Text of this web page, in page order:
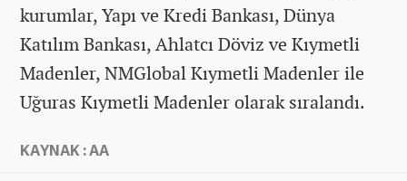
kurumlar, Yapı ve Kredi Bankası, Dünya
Katılım Bankası, Ahlatcı Döviz ve Kıymetli
Madenler, NMGlobal Kıymetli Madenler ile
Uğuras Kıymetli Madenler olarak sıralandı.
KAYNAK : AA